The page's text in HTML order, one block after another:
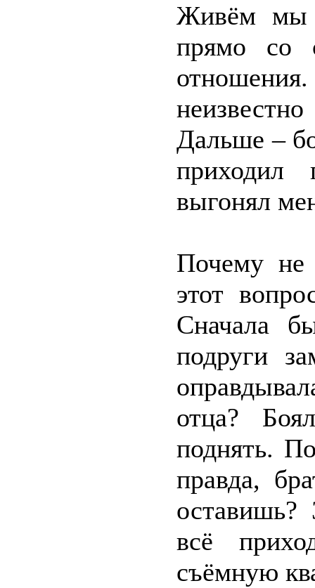
Живём мы
прямо со
Дальше –
приходил
выгонял
Почему не
этот
Сначала
подруги
отца?
поднять.
правда,
оставишь?
всё
съёмную